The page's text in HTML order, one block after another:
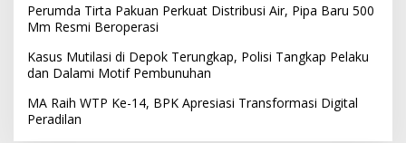
Perumda Tirta Pakuan Perkuat Distribusi Air, Pipa Baru 500
Mm Resmi Beroperasi
Kasus Mutilasi di Depok Terungkap, Polisi Tangkap Pelaku
dan Dalami Motif Pembunuhan
MA Raih WTP Ke-14, BPK Apresiasi Transformasi Digital
Peradilan